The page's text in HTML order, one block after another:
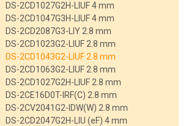
DS-2CD1027G2H-LIUF 4 mm
DS-2CD1047G3H-LIUF 4 mm
DS-2CD2087G3-LIY 2.8 mm
DS-2CD1023G2-LIUF 2.8 mm
DS-2CD1043G2-LIUF 2.8 mm
DS-2CD1063G2-LIUF 2.8 mm
DS-2CD1027G2H-LIUF 2.8 mm
DS-2CE16D0T-IRF(C) 2.8 mm
DS-2CV2041G2-IDW(W) 2.8 mm
DS-2CD2047G2H-LIU (eF) 4 mm